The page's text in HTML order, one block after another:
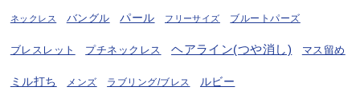
ネックレス バングル パール フリーサイズ ブルートパーズ
ブレスレット プチネックレス ヘアライン(つや消し) マス留め
ミル打ち メンズ ラブリング/ブレス ルビー